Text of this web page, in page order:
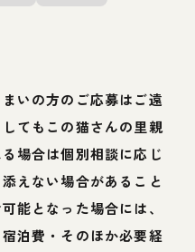
いの方のご応募はご遠
てもこの猫さんの里親
場合は個別相談に応じ
えない場合があること
能となった場合には、
泊費・そのほか必要経